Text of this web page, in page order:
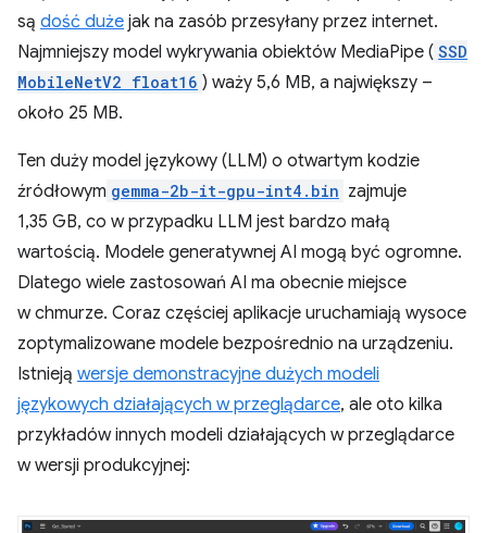
są dość duże jak na zasób przesyłany przez internet.
Najmniejszy model wykrywania obiektów MediaPipe ( SSD
MobileNetV2 float16 ) waży 5,6 MB, a największy –
około 25 MB.
Ten duży model językowy (LLM) o otwartym kodzie
źródłowym gemma-2b-it-gpu-int4.bin zajmuje
1,35 GB, co w przypadku LLM jest bardzo małą
wartością. Modele generatywnej AI mogą być ogromne.
Dlatego wiele zastosowań AI ma obecnie miejsce
w chmurze. Coraz częściej aplikacje uruchamiają wysoce
zoptymalizowane modele bezpośrednio na urządzeniu.
Istnieją wersje demonstracyjne dużych modeli
językowych działających w przeglądarce, ale oto kilka
przykładów innych modeli działających w przeglądarce
w wersji produkcyjnej: